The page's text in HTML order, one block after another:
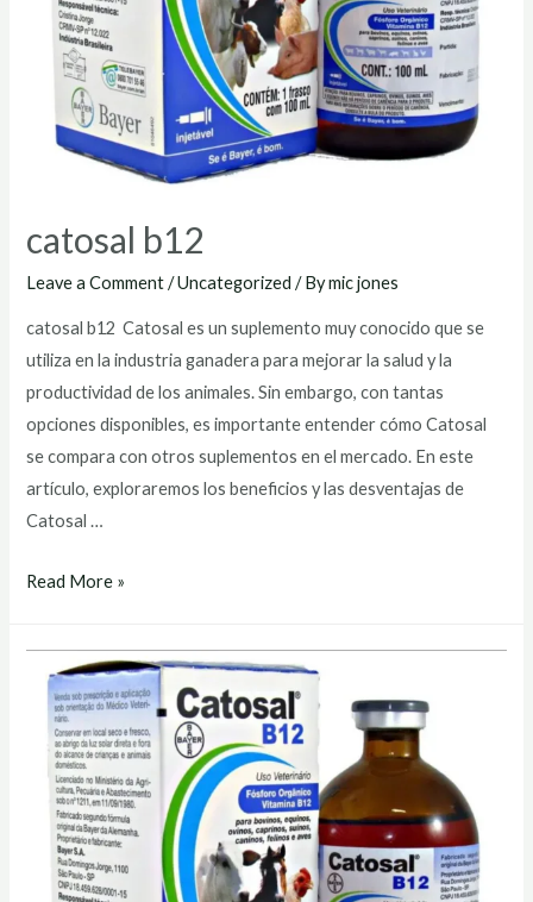
catosal b12
Leave a Comment /Uncategorized / Bymic jones
catosal b12 Catosal es un suplemento muy conocido que se
utiliza en la industria ganadera para mejorar la salud y la
productividad de los animales. Sin embargo, con tantas
opciones disponibles, es importante entender cómo Catosal
se compara con otros suplementos en el mercado. En este
artículo, exploraremos los beneficios y las desventajas de
Catosal …
catosal
Read More »